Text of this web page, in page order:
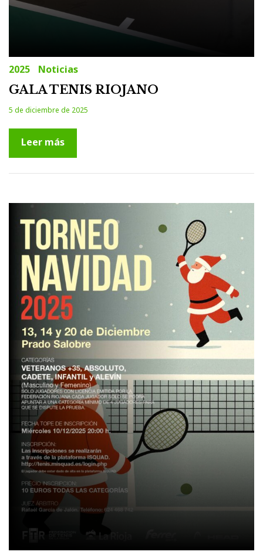
2025 Noticias
GALA TENIS RIOJANO
5 de diciembre de 2025
Leer más